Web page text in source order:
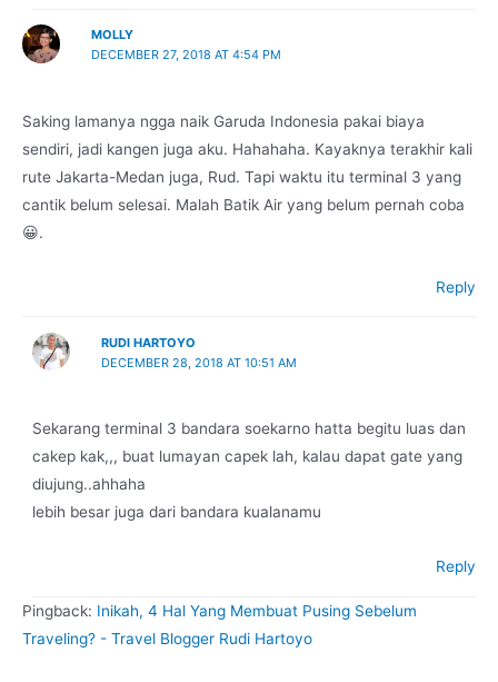
MOLLY
DECEMBER 27, 2018 AT 4:54 PM
Saking lamanya ngga naik Garuda Indonesia pakai biaya
sendiri, jadi kangen juga aku. Hahahaha. Kayaknya terakhir kali
rute Jakarta-Medan juga, Rud. Tapi waktu itu terminal 3 yang
cantik belum selesai. Malah Batik Air yang belum pernah coba
😀.
Reply
RUDI HARTOYO
DECEMBER 28, 2018 AT 10:51 AM
Sekarang terminal 3 bandara soekarno hatta begitu luas dan
cakep kak,,, buat lumayan capek lah, kalau dapat gate yang
diujung..ahhaha
lebih besar juga dari bandara kualanamu
Reply
Pingback: Inikah, 4 Hal Yang Membuat Pusing Sebelum
Traveling? - Travel Blogger Rudi Hartoyo